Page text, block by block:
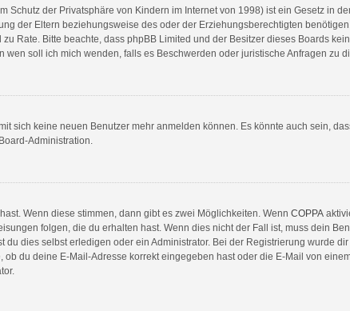
Schutz der Privatsphäre von Kindern im Internet von 1998) ist ein Gesetz in
der Eltern beziehungsweise des oder der Erziehungsberechtigten
Rate. Bitte beachte, dass phpBB Limited und der Besitzer dieses Boards
soll ich mich wenden, falls es Beschwerden oder juristische Anfragen zu
sich keine neuen Benutzer mehr anmelden können. Es könnte auch sein,
Administration.
Wenn diese stimmen, dann gibt es zwei Möglichkeiten. Wenn COPPA
folgen, die du erhalten hast. Wenn dies nicht der Fall ist, muss dein
dies selbst erledigen oder ein Administrator. Bei der Registrierung wurde
du deine E-Mail-Adresse korrekt eingegeben hast oder die E-Mail von